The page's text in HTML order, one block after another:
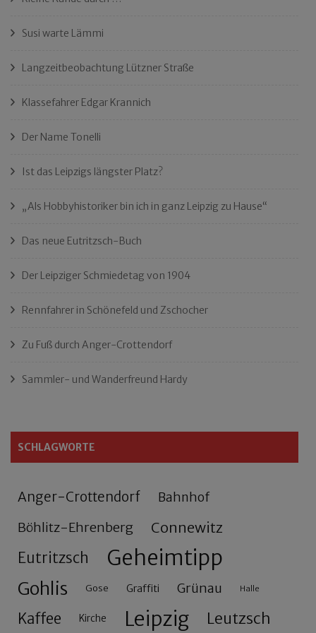
Susi warte Lämmi
Langzeitbeobachtung Lützner Straße
Klassefahrer Edgar Krannich
Der Name Tonelli
Ist das Leipzigs längster Platz?
„Als Hobbyhistoriker bin ich in ganz Leipzig zu Hause“
Das neue Eutritzsch-Buch
Der Leipziger Schmiedetag von 1904
Rennfahrer in Schönefeld und Zschocher
Zu Fuß durch Anger-Crottendorf
Sammler- und Wanderfreund Hardy
SCHLAGWORTE
Anger-Crottendorf Bahnhof
Böhlitz-Ehrenberg Connewitz
Eutritzsch Geheimtipp
Gohlis Gose Graffiti Grünau Halle
Kaffee Kirche Leipzig Leutzsch